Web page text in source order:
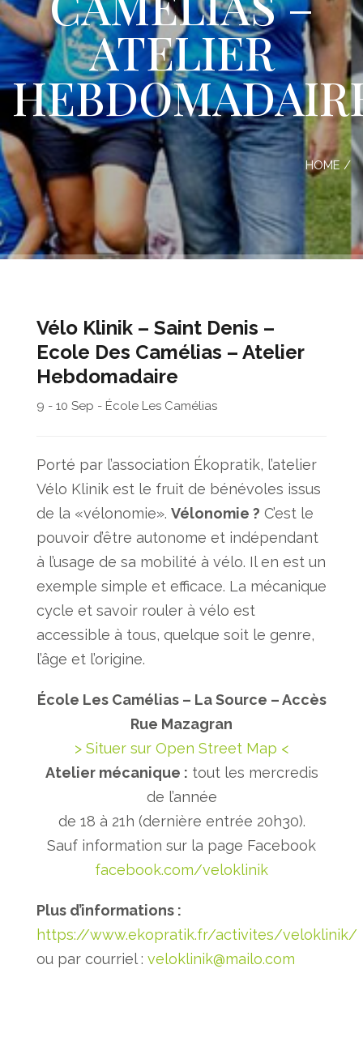
ATELIER
HOME /
Vélo Klinik – Saint Denis –
Ecole Des Camélias – Atelier
Hebdomadaire
9 - 10 Sep - École Les Camélias
Porté par l’association Ékopratik, l’atelier
Vélo Klinik est le fruit de bénévoles issus
de la «vélonomie». Vélonomie ? C’est le
pouvoir d’être autonome et indépendant
à l’usage de sa mobilité à vélo. Il en est un
exemple simple et efficace. La mécanique
cycle et savoir rouler à vélo est
accessible à tous, quelque soit le genre,
l’âge et l’origine.
École Les Camélias – La Source – Accès
Rue Mazagran
> Situer sur Open Street Map <
Atelier mécanique : tout les mercredis
de l’année
de 18 à 21h (dernière entrée 20h30).
Sauf information sur la page Facebook
facebook.com/veloklinik
Plus d’informations :
https://www.ekopratik.fr/activites/veloklinik/
ou par courriel : veloklinik@mailo.com